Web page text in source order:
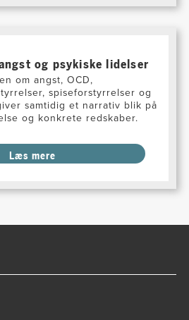
og psykiske lidelser
om angst, OCD,
spiseforstyrrelser og
samtidig et narrativ blik på
og konkrete redskaber.
Læs mere